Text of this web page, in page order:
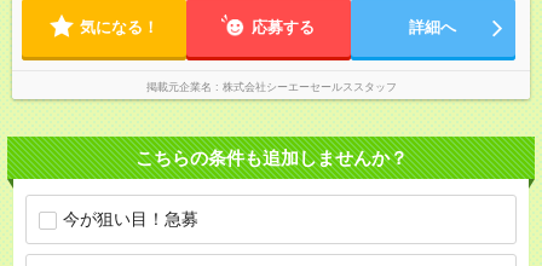
気になる！ 応募する 詳細へ
掲載元企業名 株式会社シーエーセールススタッフ
こちらの条件も追加しませんか？
今が狙い目！急募